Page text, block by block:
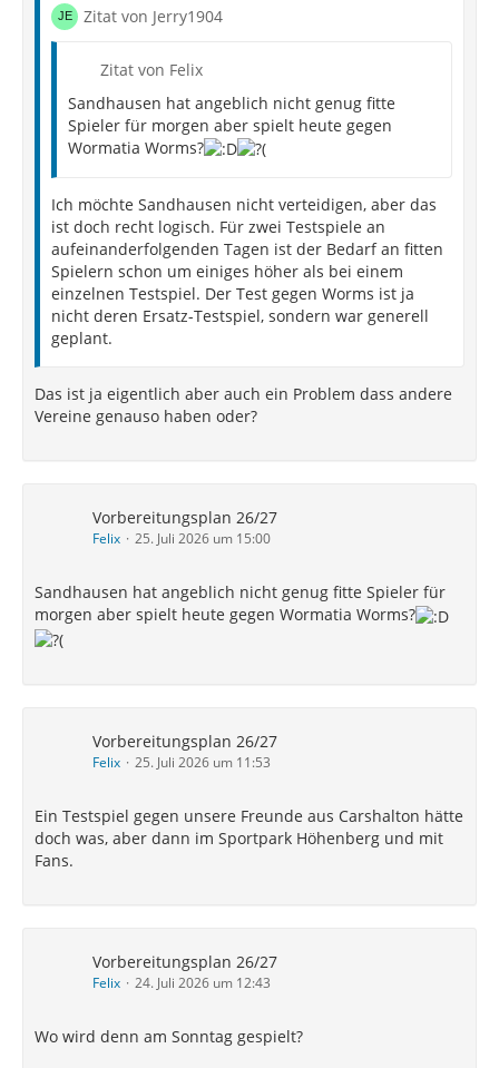
Zitat von Jerry1904
Zitat von Felix
Sandhausen hat angeblich nicht genug fitte
Spieler für morgen aber spielt heute gegen
Wormatia Worms?
Ich möchte Sandhausen nicht verteidigen, aber das
ist doch recht logisch. Für zwei Testspiele an
aufeinanderfolgenden Tagen ist der Bedarf an fitten
Spielern schon um einiges höher als bei einem
einzelnen Testspiel. Der Test gegen Worms ist ja
nicht deren Ersatz-Testspiel, sondern war generell
geplant.
Das ist ja eigentlich aber auch ein Problem dass andere
Vereine genauso haben oder?
Vorbereitungsplan 26/27
Felix 25. Juli 2026 um 15:00
Sandhausen hat angeblich nicht genug fitte Spieler für
morgen aber spielt heute gegen Wormatia Worms?
Vorbereitungsplan 26/27
Felix 25. Juli 2026 um 11:53
Ein Testspiel gegen unsere Freunde aus Carshalton hätte
doch was, aber dann im Sportpark Höhenberg und mit
Fans.
Vorbereitungsplan 26/27
Felix 24. Juli 2026 um 12:43
Wo wird denn am Sonntag gespielt?